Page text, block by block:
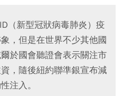
（新型冠狀病毒肺炎）疫
，但是在世界不少其他國
於國會聽證會表示關注市
，隨後紐約聯準銀宣布減
注入。